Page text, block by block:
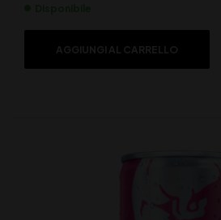
AGGIUNGI AL CARRELLO